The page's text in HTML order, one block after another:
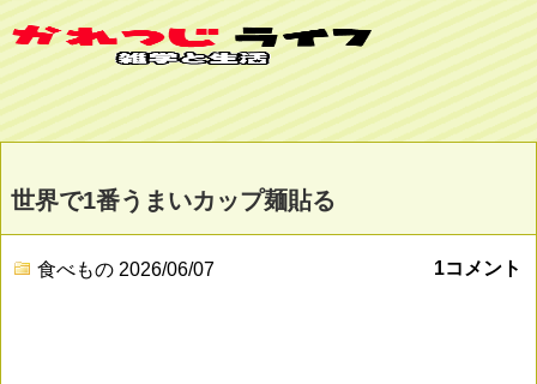
世界で1番うまいカップ麺貼る
食べもの 2026/06/07 1コメント